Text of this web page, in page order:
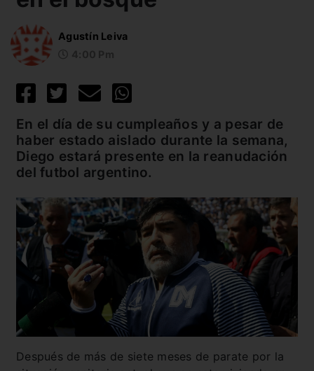
Agustín Leiva
En el día de su cumpleaños y a pesar de
haber estado aislado durante la semana,
Diego estará presente en la reanudación
del futbol argentino.
Después de más de siete meses de parate por la